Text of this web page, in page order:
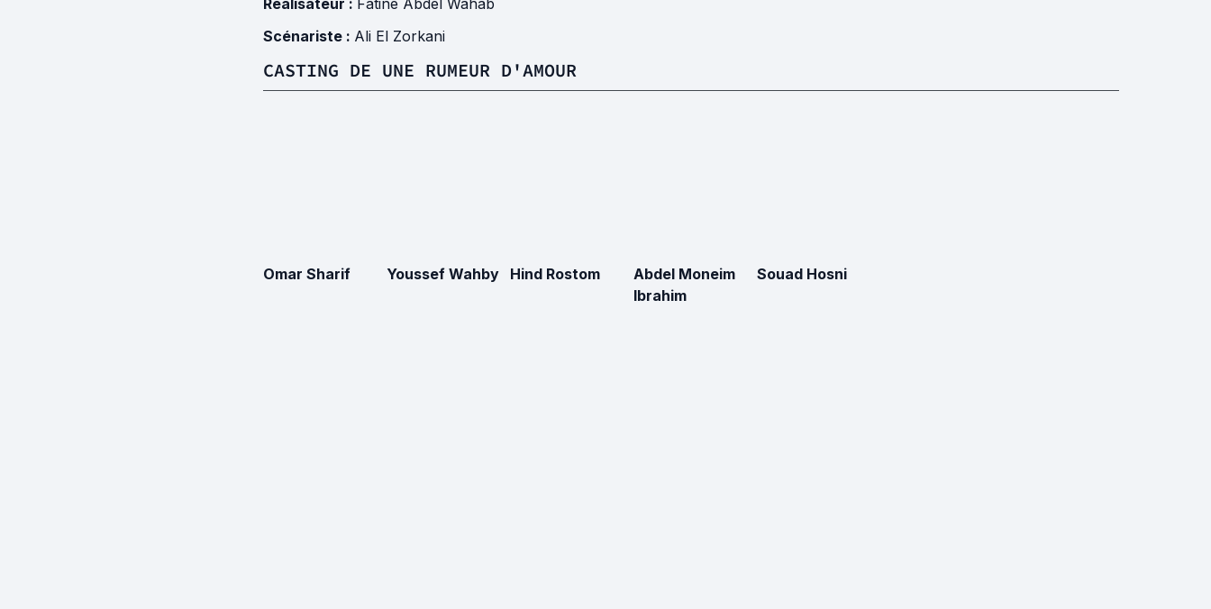
Réalisateur : Fatine Abdel Wahab
Scénariste : Ali El Zorkani
CASTING DE UNE RUMEUR D'AMOUR
Omar Sharif Youssef Wahby Hind Rostom
Abdel Moneim
Ibrahim
Souad Hosni